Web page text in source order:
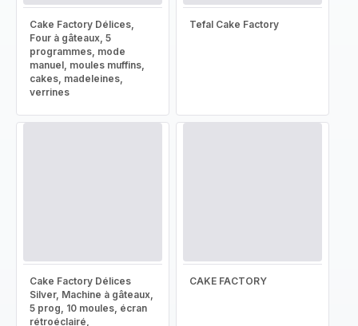
Cake Factory Délices,
Four à gâteaux, 5
programmes, mode
manuel, moules muffins,
cakes, madeleines,
verrines
Tefal Cake Factory
Cake Factory Délices
Silver, Machine à gâteaux,
5 prog, 10 moules, écran
rétroéclairé,
CAKE FACTORY